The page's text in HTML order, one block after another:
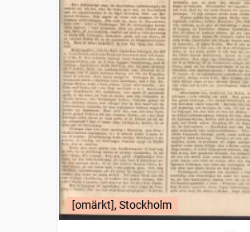
[omärkt], Stockholm